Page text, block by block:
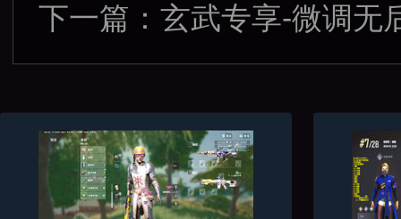
下一篇： 玄武专享-微调无